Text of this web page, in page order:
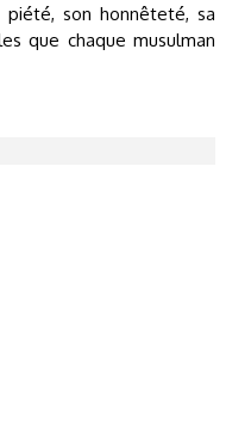
piété, son honnêteté, sa
que chaque musulman